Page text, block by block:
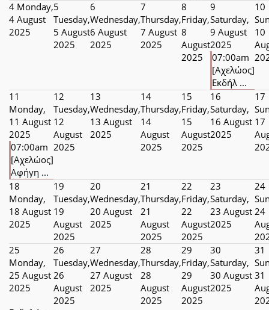
4 Monday,
4 August
2025
5
Tuesday,
5 August
2025
6
Wednesday,
6 August
2025
7
Thursday,
7 August
2025
8
Friday,
8
August
2025
9
Saturday,
9 August
2025
07:00am
[Αχελώος]
Εκδήλ ...
10
10
11
Monday,
11 August
2025
07:00am
[Αχελώος]
Αφήγη ...
12
Tuesday,
12
August
2025
13
Wednesday,
13 August
2025
14
Thursday,
14
August
2025
15
Friday,
15
August
2025
16
Saturday,
16 August
2025
17
17
18
Monday,
18 August
2025
19
Tuesday,
19
August
2025
20
Wednesday,
20 August
2025
21
Thursday,
21
August
2025
22
Friday,
22
August
2025
23
Saturday,
23 August
2025
24
24
25
Monday,
25 August
2025
26
Tuesday,
26
August
2025
27
Wednesday,
27 August
2025
28
Thursday,
28
August
2025
29
Friday,
29
August
2025
30
Saturday,
30 August
2025
31
31